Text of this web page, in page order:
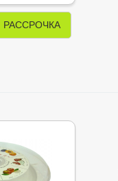
РАССРОЧКА